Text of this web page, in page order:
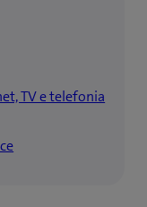
TV e telefonia